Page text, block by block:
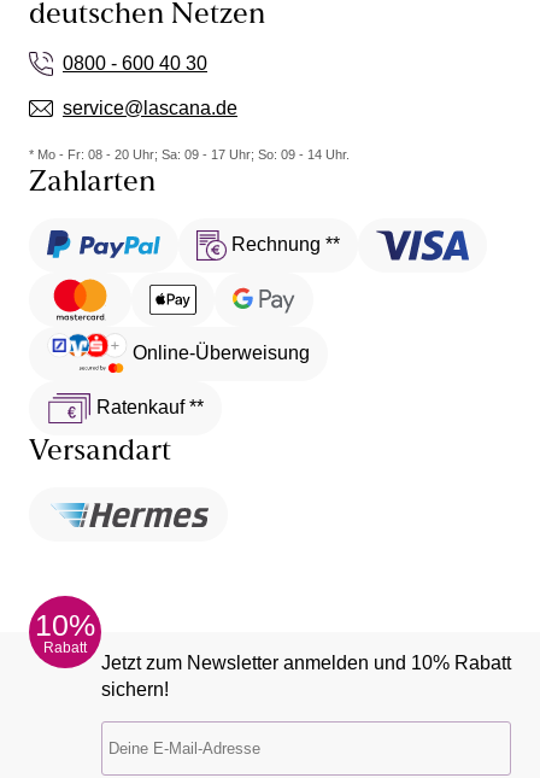
deutschen Netzen
0800 - 600 40 30
service@lascana.de
* Mo - Fr: 08 - 20 Uhr; Sa: 09 - 17 Uhr; So: 09 - 14 Uhr.
Zahlarten
Rechnung **
Online-Überweisung
Ratenkauf **
Versandart
10%
Rabatt
Jetzt zum Newsletter anmelden und 10% Rabatt
sichern!